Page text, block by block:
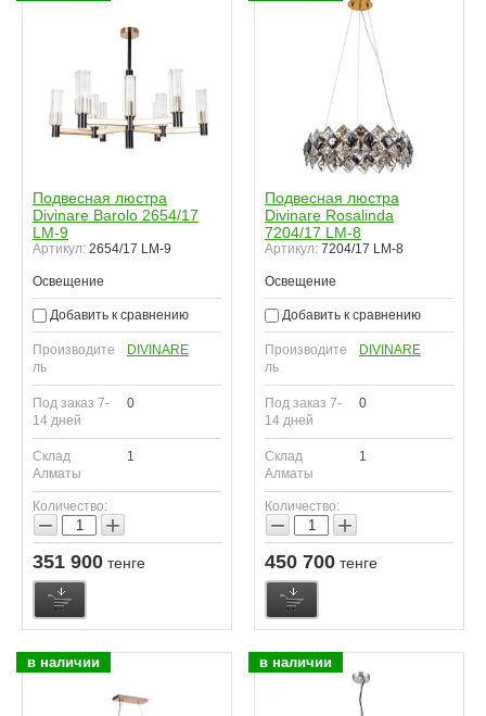
Подвесная люстра
Divinare Barolo 2654/17
LM-9
Артикул: 2654/17 LM-9
Освещение
Добавить к сравнению
Производите
ль
DIVINARE
Под заказ 7-
14 дней
0
Склад
Алматы
1
Количество:
− +
351 900 тенге
Подвесная люстра
Divinare Rosalinda
7204/17 LM-8
Артикул: 7204/17 LM-8
Освещение
Добавить к сравнению
Производите
ль
DIVINARE
Под заказ 7-
14 дней
0
Склад
Алматы
1
Количество:
− +
450 700 тенге
в наличии в наличии